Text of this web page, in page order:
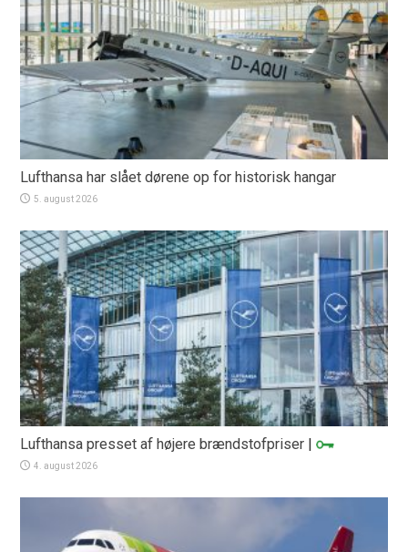
Lufthansa har slået dørene op for historisk hangar
5. august 2026
Lufthansa presset af højere brændstofpriser |
4. august 2026